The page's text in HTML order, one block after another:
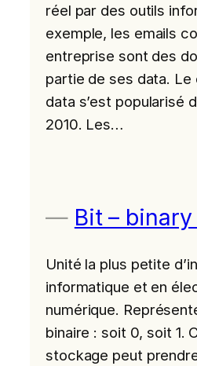
réel par des outils
exemple, les emails
entreprise sont des
partie de ses data.
data s’est popularisé
2010. Les…
Bit –
Unité la plus petite
informatique et en
numérique.
binaire : soit 0, soit 1.
stockage peut